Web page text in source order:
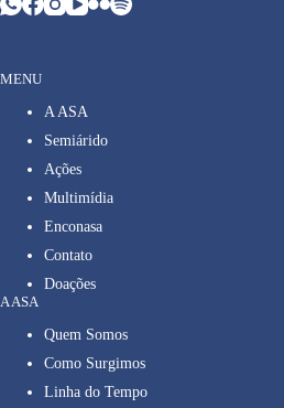
MENU
A ASA
Semiárido
Ações
Multimídia
Enconasa
Contato
Doações
A ASA
Quem Somos
Como Surgimos
Linha do Tempo